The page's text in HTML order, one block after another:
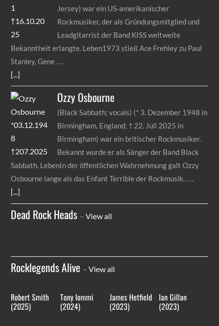
Jersey) war ein US-amerikanischer
Rockmusiker, der als Gründungsmitglied und
Leadgitarrist der Band KISS weltweite
Bekanntheit erlangte. Leben1973 stieß Ace Frehley zu Paul
Stanley, Gene
[...]
OzzyOsbourne
(Black Sabbath; vocals) (* 3. Dezember 1948 in
Birmingham, England; † 22. Juli 2025 in
Birmingham) war ein britischer Rockmusiker.
Bekannt wurde er als Sänger der Band Black
Sabbath. LebenIn der öffentlichen Wahrnehmung galt Ozzy
Osbourne lange als das Enfant Terrible der Rockmusik.
[...]
Dead Rock Heads –View all
Rocklegends Alive –View all
Robert Smith
(2025)
Tony Iommi
(2024)
James Hetfield
(2023)
Ian Gillan
(2023)